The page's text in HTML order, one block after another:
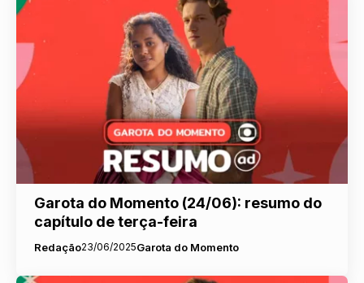
Garota do Momento (24/06): resumo do
capítulo de terça-feira
Redação23/06/2025Garota do Momento